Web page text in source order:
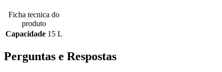
Ficha tecnica do
produto
Capacidade 15 L
Perguntas e Respostas